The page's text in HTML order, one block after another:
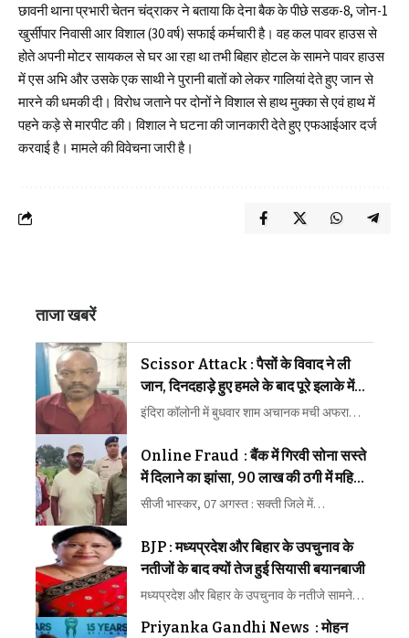
छावनी थाना प्रभारी चेतन चंद्राकर ने बताया कि देना बैक के पीछे सडक-8, जोन-1
खुर्सीपार निवासी आर विशाल (30 वर्ष) सफाई कर्मचारी है। वह कल पावर हाउस से
होते अपनी मोटर सायकल से घर आ रहा था तभी बिहार होटल के सामने पावर हाउस
में एस अभि और उसके एक साथी ने पुरानी बातों को लेकर गालियां देते हुए जान से
मारने की धमकी दी। विरोध जताने पर दोनों‌ ने विशाल से हाथ मुक्का से एवं‌ हाथ में
पहने कड़े से मारपीट की। विशाल ने घटना की जानकारी देते हुए एफआईआर दर्ज
करवाई है। मामले की विवेचना जारी है।
ताजा खबरें
Scissor Attack : पैसों के विवाद ने ली
जान, दिनदहाड़े हुए हमले के बाद पूरे इलाके में
मचा हड़कंप
इंदिरा कॉलोनी में बुधवार शाम अचानक मची अफरा…
Online Fraud : बैंक में गिरवी सोना सस्ते
में दिलाने का झांसा, 90 लाख की ठगी में महिला
समेत तीन गिरफ्तार
सीजी भास्कर, 07 अगस्त : सक्ती जिले में…
BJP : मध्यप्रदेश और बिहार के उपचुनाव के
नतीजों के बाद क्यों तेज हुई सियासी बयानबाजी
मध्यप्रदेश और बिहार के उपचुनाव के नतीजे सामने…
Priyanka Gandhi News : मोहन